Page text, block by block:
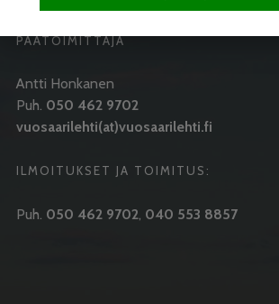
PÄÄTOIMITTAJA
Antti Honkanen
Puh. 050 462 9702
vuosaarilehti(at)vuosaarilehti.fi
ILMOITUKSET JA TOIMITUS:
Puh. 050 462 9702, 040 553 8857